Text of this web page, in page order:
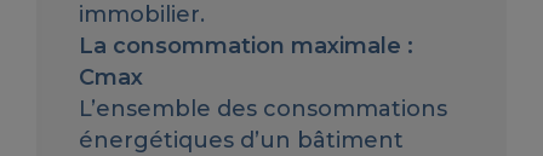
immobilier.
La consommation maximale :
Cmax
L’ensemble des consommations
énergétiques d’un bâtiment